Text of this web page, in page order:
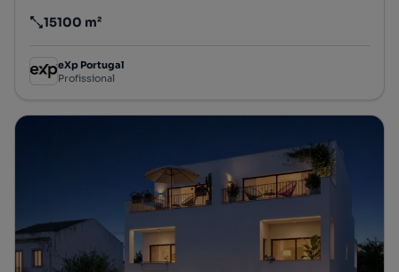
Preço por metro quadrado
15100 m²
eXp Portugal
Profissional